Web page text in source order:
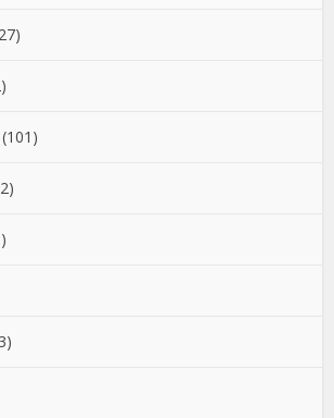
(101)